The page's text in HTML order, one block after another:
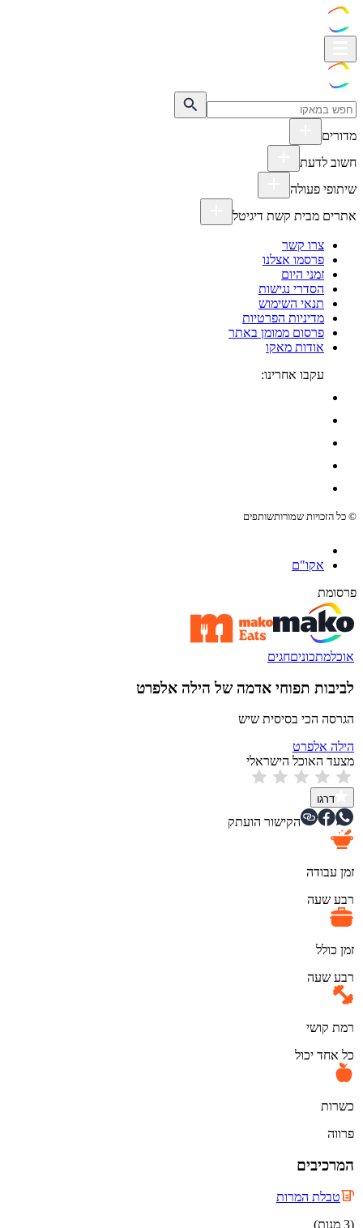
מדורים
חשוב לדעת
שיתופי פעולה
אתרים מבית קשת דיגיטל
צרו קשר
פרסמו אצלנו
זמני היום
הסדרי נגישות
תנאי השימוש
מדיניות הפרטיות
פרסום ממומן באתר
אודות מאקו
עקבו אחרינו:
© כל הזכויות שמורותשותפים
אקו"ם
פרסומת
אוכלמתכוניםחגים
לביבות תפוחי אדמה של הילה אלפרט
הגרסה הכי בסיסית שיש
הילה אלפרט
מצעד האוכל הישראלי
דרגו
הקישור הועתק
זמן עבודה
רבע שעה
זמן כולל
רבע שעה
רמת קושי
כל אחד יכול
כשרות
פרווה
המרכיבים
טבלת המרות
(3 מנות)